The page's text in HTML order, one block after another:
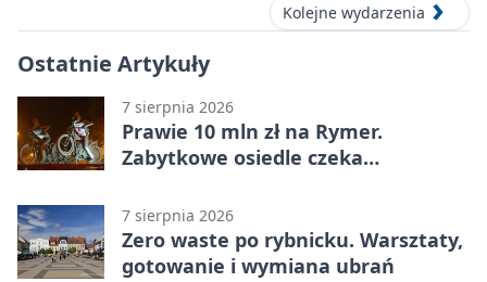
Kolejne wydarzenia
Ostatnie Artykuły
7 sierpnia 2026
Prawie 10 mln zł na Rymer.
Zabytkowe osiedle czeka
7 sierpnia 2026
Zero waste po rybnicku. Warsztaty,
gotowanie i wymiana ubrań